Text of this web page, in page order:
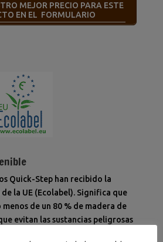
MEJOR PRECIO PARA ESTE
EN EL FORMULARIO
Quick-Step han recibido la
la UE (Ecolabel). Significa que
de un 80 % de madera de
evitan las sustancias peligrosas